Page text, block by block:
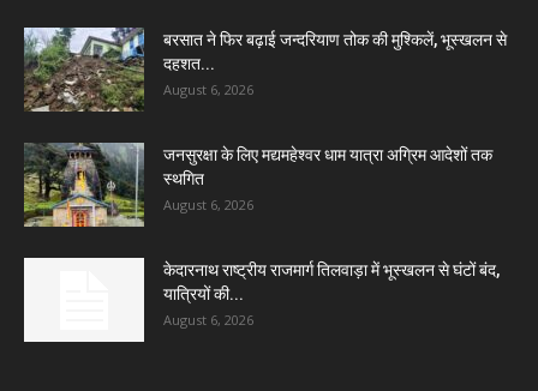
बरसात ने फिर बढ़ाई जन्दरियाण तोक की मुश्किलें, भूस्खलन से
दहशत...
August 6, 2026
जनसुरक्षा के लिए मद्यमहेश्वर धाम यात्रा अग्रिम आदेशों तक
स्थगित
August 6, 2026
केदारनाथ राष्ट्रीय राजमार्ग तिलवाड़ा में भूस्खलन से घंटों बंद,
यात्रियों की...
August 6, 2026